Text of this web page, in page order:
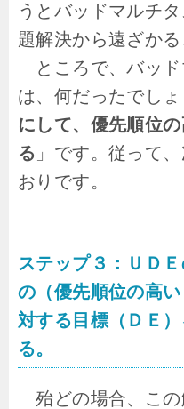
うとバッドマルチ
題解決から遠ざかる
ところで、バッド
は、何だったでし
にして、優先順位
る 」です。従って
おりです。
ステップ３：ＵＤ
の（優先順位の高
対する目標（ＤＥ
る。
殆どの場合、この